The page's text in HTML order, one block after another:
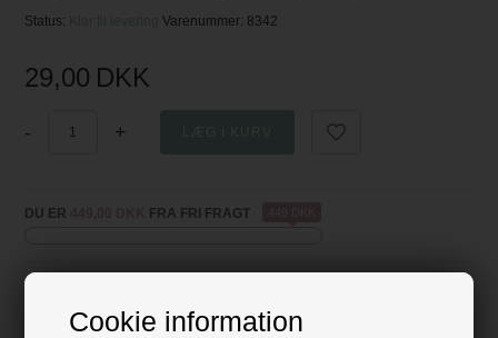
Cookie information
Status: Klar til leveringVarenummer: 8342
29,00 DKK
- +
DU ER FRA FRI FRAGT